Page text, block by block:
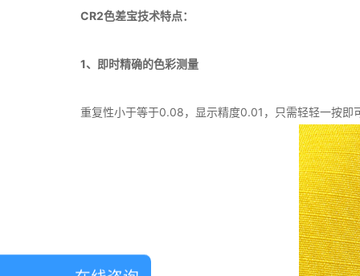
CR2色差宝技术特点：
1、即时精确的色彩测量
重复性小于等于0.08，显示精度0.01，只需轻轻一按即